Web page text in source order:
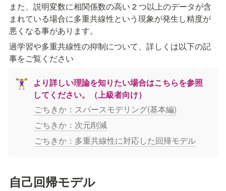
また、説明変数に相関係数の高い 2 つ以上のデータが含
まれている場合に多重共線性という現象が発生し精度が
悪くなる事があります。
過学習や多重共線性の抑制について、詳しくは以下の記
事をご覧ください
🏋️‍♀️ より詳しい理論を知りたい場合はこちらを参照
してください。（上級者向け）
ごちきか：スパースモデリング(基本編)
ごちきか：次元削減
ごちきか：多重共線性に対応した回帰モデル
自己回帰モデル